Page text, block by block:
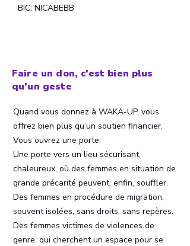
BIC: NICABEBB
Faire un don, c’est bien plus
qu’un geste
Quand vous donnez à WAKA-UP, vous
offrez bien plus qu’un soutien financier.
Vous ouvrez une porte.
Une porte vers un lieu sécurisant,
chaleureux, où des femmes en situation de
grande précarité peuvent, enfin, souffler.
Des femmes en procédure de migration,
souvent isolées, sans droits, sans repères.
Des femmes victimes de violences de
genre, qui cherchent un espace pour se